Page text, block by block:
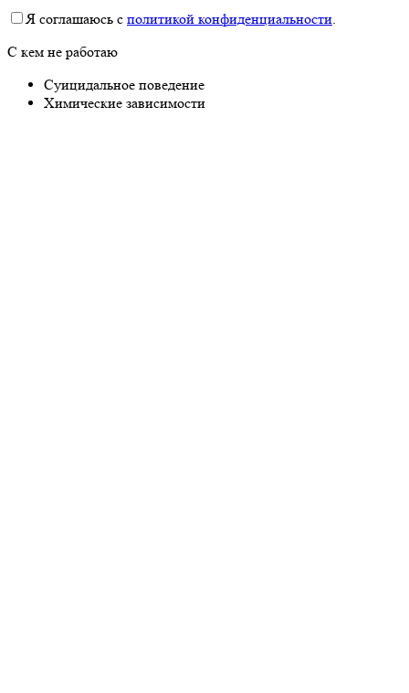
Я соглашаюсь с политикой конфиденциальности.
С кем не работаю
Суицидальное поведение
Химические зависимости